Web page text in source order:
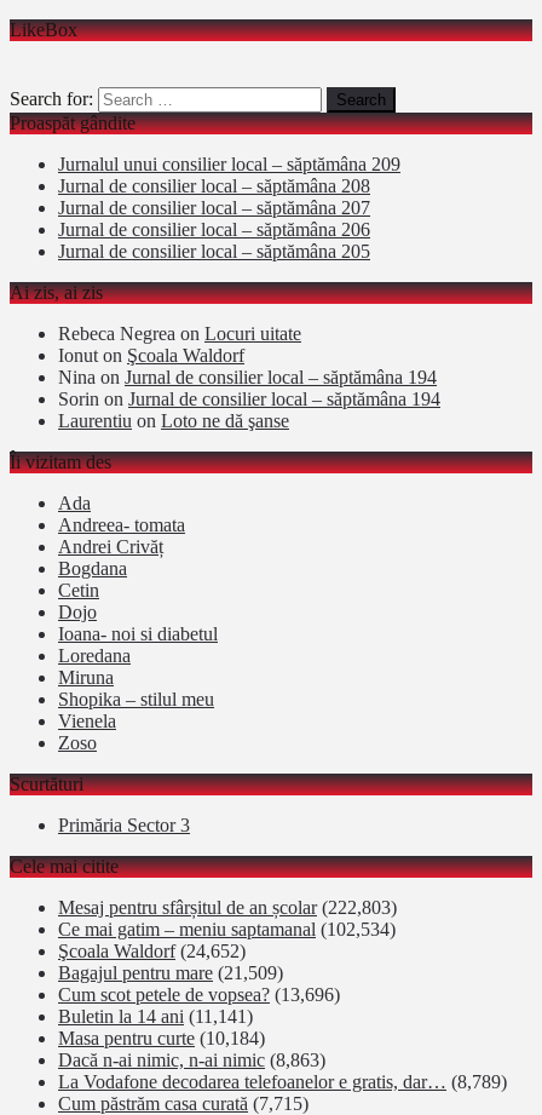
LikeBox
Search for:
Proaspăt gândite
Jurnalul unui consilier local – săptămâna 209
Jurnal de consilier local – săptămâna 208
Jurnal de consilier local – săptămâna 207
Jurnal de consilier local – săptămâna 206
Jurnal de consilier local – săptămâna 205
Ai zis, ai zis
Rebeca Negrea on Locuri uitate
Ionut on Şcoala Waldorf
Nina on Jurnal de consilier local – săptămâna 194
Sorin on Jurnal de consilier local – săptămâna 194
Laurentiu on Loto ne dă şanse
Îi vizitam des
Ada
Andreea- tomata
Andrei Crivăț
Bogdana
Cetin
Dojo
Ioana- noi si diabetul
Loredana
Miruna
Shopika – stilul meu
Vienela
Zoso
Scurtături
Primăria Sector 3
Cele mai citite
Mesaj pentru sfârșitul de an școlar (222,803)
Ce mai gatim – meniu saptamanal (102,534)
Şcoala Waldorf (24,652)
Bagajul pentru mare (21,509)
Cum scot petele de vopsea? (13,696)
Buletin la 14 ani (11,141)
Masa pentru curte (10,184)
Dacă n-ai nimic, n-ai nimic (8,863)
La Vodafone decodarea telefoanelor e gratis, dar… (8,789)
Cum păstrăm casa curată (7,715)